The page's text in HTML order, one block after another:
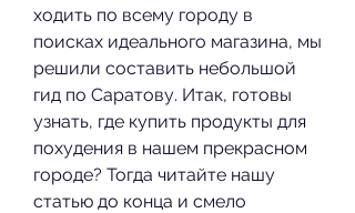
ходить по всему городу в
поисках идеального магазина, мы
решили составить небольшой
гид по Саратову. Итак, готовы
узнать, где купить продукты для
похудения в нашем прекрасном
городе? Тогда читайте нашу
статью до конца и смело